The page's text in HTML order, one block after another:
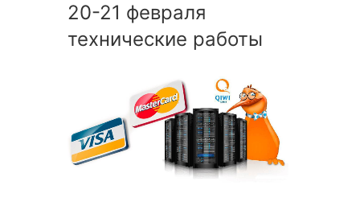
20-21 февраля
технические работы